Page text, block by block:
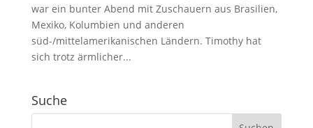
war ein bunter Abend mit Zuschauern aus Brasilien,
Mexiko, Kolumbien und anderen
süd-/mittelamerikanischen Ländern. Timothy hat
sich trotz ärmlicher...
Suche